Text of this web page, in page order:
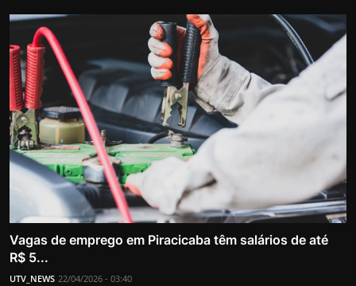
Vagas de emprego em Piracicaba têm salários de até
R$ 5...
UTV_NEWS 22/04/2026 - 03:40